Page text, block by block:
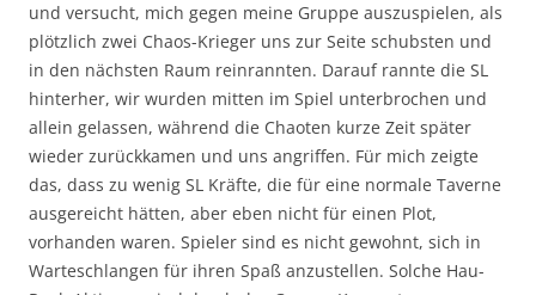
und versucht, mich gegen meine Gruppe auszuspielen, als
plötzlich zwei Chaos-Krieger uns zur Seite schubsten und
in den nächsten Raum reinrannten. Darauf rannte die SL
hinterher, wir wurden mitten im Spiel unterbrochen und
allein gelassen, während die Chaoten kurze Zeit später
wieder zurückkamen und uns angriffen. Für mich zeigte
das, dass zu wenig SL Kräfte, die für eine normale Taverne
ausgereicht hätten, aber eben nicht für einen Plot,
vorhanden waren. Spieler sind es nicht gewohnt, sich in
Warteschlangen für ihren Spaß anzustellen. Solche Hau-